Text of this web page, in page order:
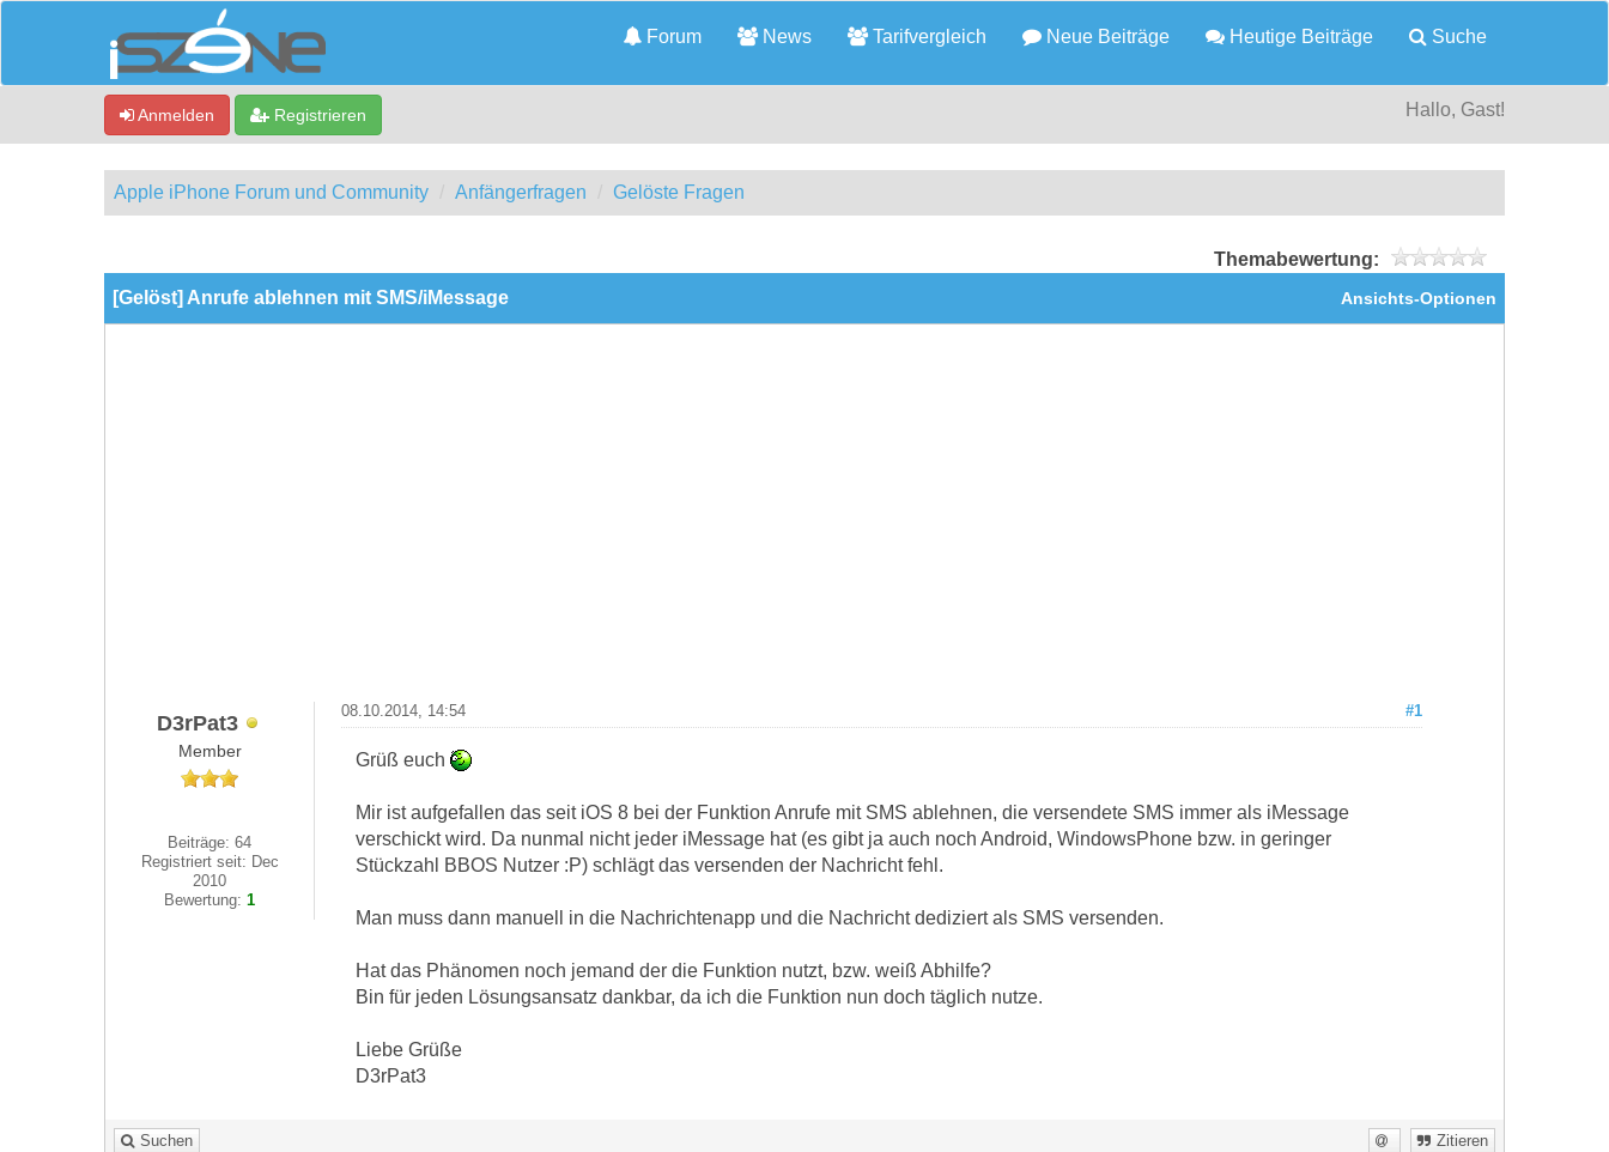
Forum News Tarifvergleich Neue Beiträge Heutige Beiträge Suche
Anmelden Registrieren Hallo, Gast!
Apple iPhone Forum und Community Anfängerfragen Gelöste Fragen
Themabewertung:
Ansichts-Optionen
[Gelöst] Anrufe ablehnen mit SMS/iMessage
D3rPat3
Member
Beiträge: 64
Registriert seit: Dec
2010
Bewertung:1
#1
08.10.2014, 14:54
Grüß euch
Mir ist aufgefallen das seit iOS 8 bei der Funktion Anrufe mit SMS ablehnen, die versendete SMS immer als iMessage
verschickt wird. Da nunmal nicht jeder iMessage hat (es gibt ja auch noch Android, WindowsPhone bzw. in geringer
Stückzahl BBOS Nutzer :P) schlägt das versenden der Nachricht fehl.
Man muss dann manuell in die Nachrichtenapp und die Nachricht dediziert als SMS versenden.
Hat das Phänomen noch jemand der die Funktion nutzt, bzw. weiß Abhilfe?
Bin für jeden Lösungsansatz dankbar, da ich die Funktion nun doch täglich nutze.
Liebe Grüße
D3rPat3
Suchen Zitieren